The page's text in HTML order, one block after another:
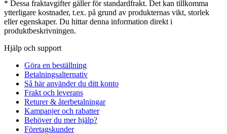
* Dessa fraktavgifter gäller för standardfrakt. Det kan tillkomma
ytterligare kostnader, t.ex. på grund av produkternas vikt, storlek
eller egenskaper. Du hittar denna information direkt i
produktbeskrivningen.
Hjälp och support
Göra en beställning
Betalningsalternativ
Så här använder du ditt konto
Frakt och leverans
Returer & återbetalningar
Kampanjer och rabatter
Behöver du mer hjälp?
Företagskunder